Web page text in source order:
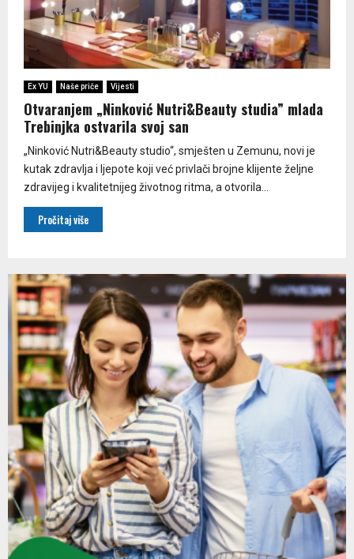
Ex YU Naše priče Vijesti
Otvaranjem „Ninković Nutri&Beauty studia” mlada
Trebinjka ostvarila svoj san
„Ninković Nutri&Beauty studio“, smješten u Zemunu, novi je
kutak zdravlja i ljepote koji već privlači brojne klijente željne
zdravijeg i kvalitetnijeg životnog ritma, a otvorila...
Pročitaj više